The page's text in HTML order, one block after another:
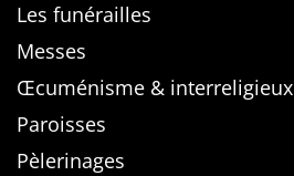
Les funérailles
Messes
Œcuménisme & interreligieux
Paroisses
Pèlerinages